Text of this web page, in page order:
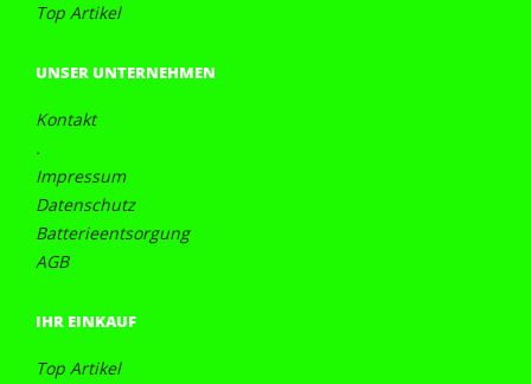
Top Artikel
UNSER UNTERNEHMEN
Kontakt
.
Impressum
Datenschutz
Batterieentsorgung
AGB
IHR EINKAUF
Top Artikel